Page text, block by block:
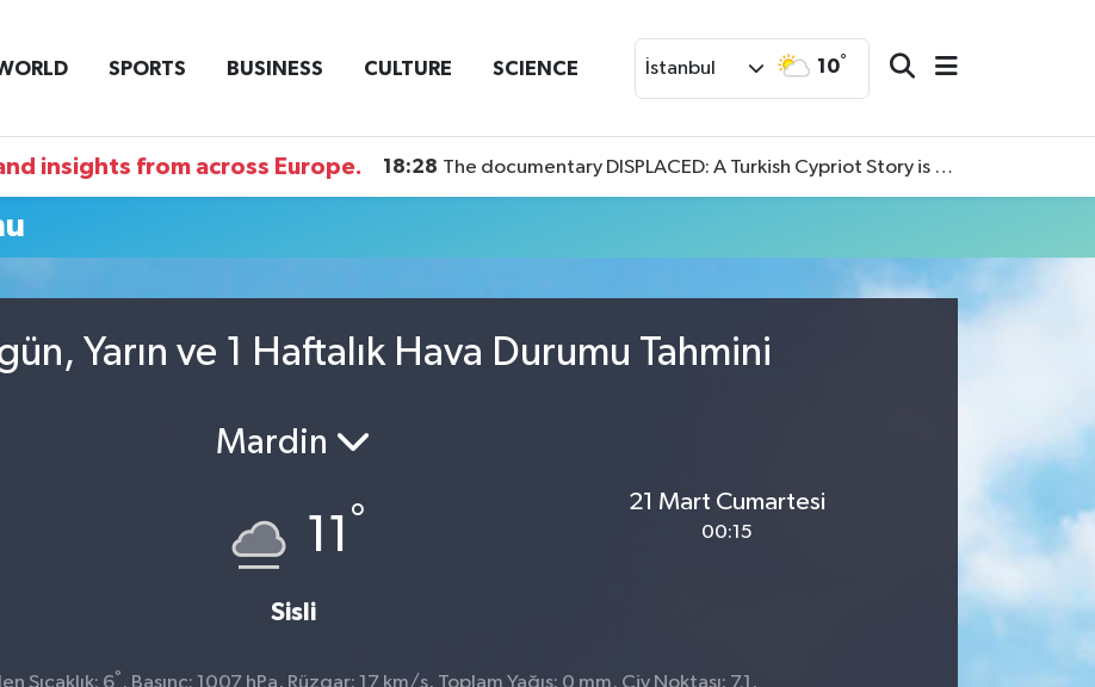
SPORTS BUSINESS CULTURE SCIENCE İstanbul 10°
insights from across Europe. 18:28 The documentary DISPLACED: A Turkish Cypriot Story is now available to watch
Yarın ve 1 Haftalık Hava Durumu Tahmini
Mardin
11 °
Sisli
21 Mart Cumartesi
00:15
Sıcaklık: 6° , Basınç: 1007 hPa, Rüzgar: 17 km/s, Toplam Yağış: 0 mm, Çiy Noktası: 7.1,